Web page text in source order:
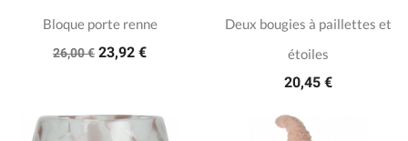
Bloque porte renne
26,00 € 23,92 €
Deux bougies à paillettes et
étoiles
20,45 €